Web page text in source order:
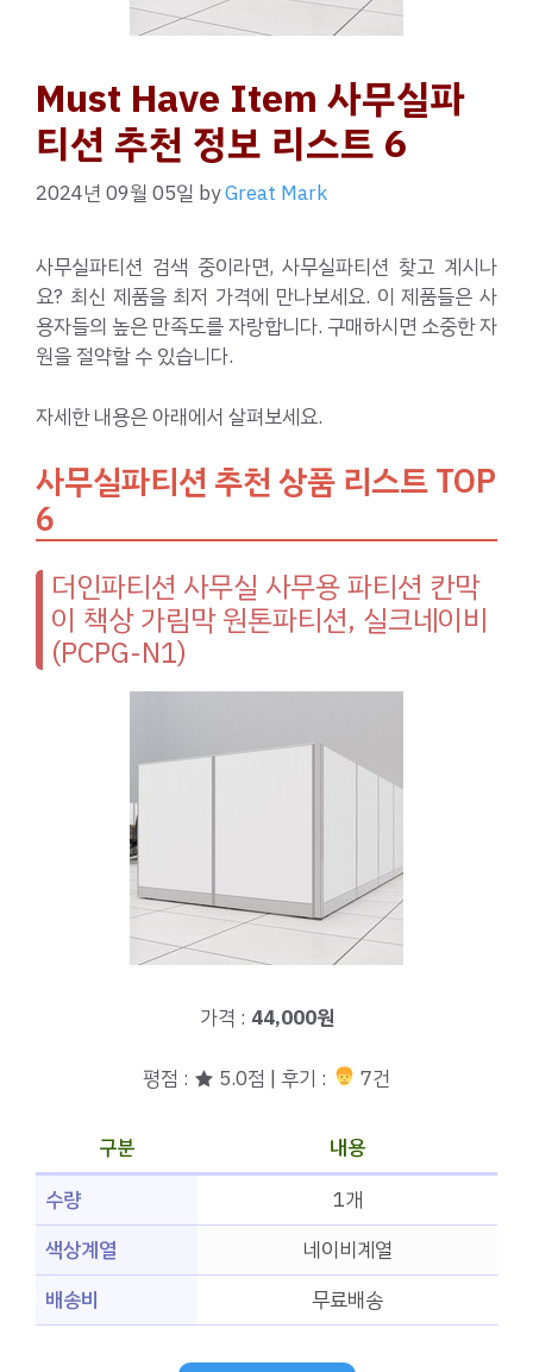
Must Have Item 사무실파
티션 추천 정보 리스트 6
2024년 09월 05일 byGreat Mark
사무실파티션 검색 중이라면, 사무실파티션 찾고 계시나
요? 최신 제품을 최저 가격에 만나보세요. 이 제품들은 사
용자들의 높은 만족도를 자랑합니다. 구매하시면 소중한 자
원을 절약할 수 있습니다.
자세한 내용은 아래에서 살펴보세요.
사무실파티션 추천 상품 리스트 TOP
6
더인파티션 사무실 사무용 파티션 칸막
이 책상 가림막 원톤파티션, 실크네이비
(PCPG-N1)
가격 : 44,000원
평점 : ★ 5.0점 | 후기 : 7건
구분
내용
수량
1개
색상계열
네이비계열
배송비
무료배송